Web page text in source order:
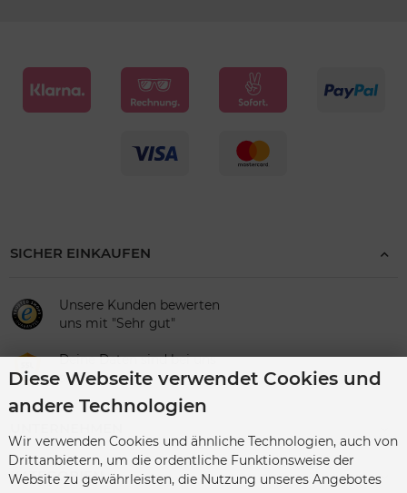
SICHER EINKAUFEN
Unsere Kunden bewerten
uns mit "Sehr gut"
Deine Daten sind bei uns
sicher
KATEGORIEN
Diese Webseite verwendet Cookies und
andere Technologien
Wir verwenden Cookies und ähnliche Technologien, auch von
Drittanbietern, um die ordentliche Funktionsweise der
Website zu gewährleisten, die Nutzung unseres Angebotes